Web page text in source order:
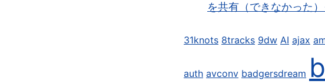
を共有（できなかった
31knots 8tracks 9dw AI ajax
auth avconv badgersdream